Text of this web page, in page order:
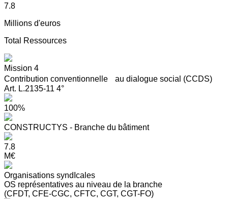
7.8
Millions d'euros
Total Ressources
Mission 4
Contribution conventionnelle au dialogue social (CCDS)
Art. L.2135-11 4°
100%
CONSTRUCTYS - Branche du bâtiment
7.8
M€
Organisations syndIcales
OS représentatives au niveau de la branche
(CFDT, CFE-CGC, CFTC, CGT, CGT-FO)